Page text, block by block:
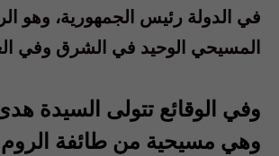
في الدولة رئيس الجمهورية، وهو
المسيحي الوحيد في الشرق وفي
وفي الوقائع تتولى السيدة
وهي مسيحية من طائفة الروم